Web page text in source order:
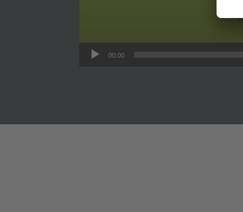
00:00